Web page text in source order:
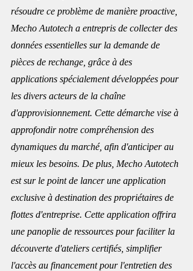
résoudre ce problème de manière proactive,
Mecho Autotech a entrepris de collecter des
données essentielles sur la demande de
pièces de rechange, grâce à des
applications spécialement développées pour
les divers acteurs de la chaîne
d'approvisionnement. Cette démarche vise à
approfondir notre compréhension des
dynamiques du marché, afin d'anticiper au
mieux les besoins. De plus, Mecho Autotech
est sur le point de lancer une application
exclusive à destination des propriétaires de
flottes d'entreprise. Cette application offrira
une panoplie de ressources pour faciliter la
découverte d'ateliers certifiés, simplifier
l'accès au financement pour l'entretien des